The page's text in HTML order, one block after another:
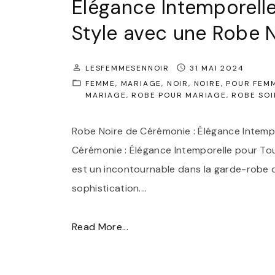
e
c
n
e
o
b
e
d
c
r
i
g
e
É
l
é
Élégance
Style avec une Robe
LESFEMMESENNOIR
31 MAI 2024
FEMME
MARIAGE NOIR NOIRE POUR
MARIAGE
ROBE POUR MARIAGE ROBE
Robe Noire de Cérémonie : Élégance
Cérémonie : Élégance Intemporelle pour
est un incontournable dans la garde-robe
sophistication.…
Read More..."